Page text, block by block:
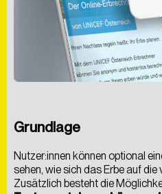
Grundlage
Nutzer:innen können optional
sehen, wie sich das Erbe auf
Zusätzlich besteht die